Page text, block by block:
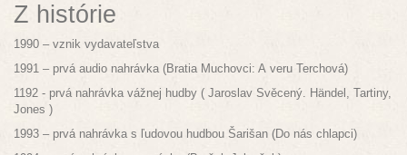
Z histórie
1990 – vznik vydavateľstva
1991 – prvá audio nahrávka (Bratia Muchovci: A veru Terchová)
1192 - prvá nahrávka vážnej hudby ( Jaroslav Svěcený. Händel, Tartiny,
Jones )
1993 – prvá nahrávka s ľudovou hudbou Šarišan (Do nás chlapci)